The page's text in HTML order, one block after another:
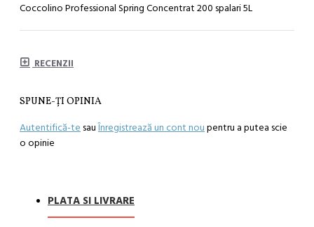
Coccolino Professional Spring Concentrat 200 spalari 5L
RECENZII
SPUNE-ŢI OPINIA
Autentifică-te sauÎnregistrează un cont nou pentru a putea scie
o opinie
PLATA SI LIVRARE